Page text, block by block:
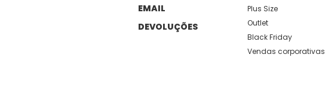
EMAIL
DEVOLUÇÕES
Plus Size
Outlet
Black Friday
Vendas corporativas